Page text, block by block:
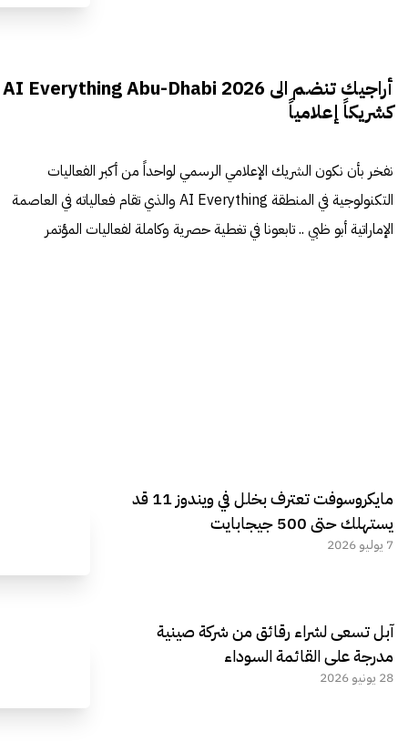
أراجيك تنضم الى AI Everything Abu-Dhabi 2026
كشريكاً إعلامياً
نفخر بأن نكون الشريك الإعلامي الرسمي لواحداً من أكبر الفعاليات
التكنولوجية في المنطقة AI Everything والذي تقام فعالياته في العاصمة
الإماراتية أبو ظبي .. تابعونا في تغطية حصرية وكاملة لفعاليات المؤتمر
مايكروسوفت تعترف بخلل في ويندوز 11 قد
يستهلك حتى 500 جيجابايت
7 يوليو 2026
آبل تسعى لشراء رقائق من شركة صينية
مدرجة على القائمة السوداء
28 يونيو 2026